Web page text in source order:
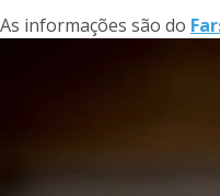
As informações são do